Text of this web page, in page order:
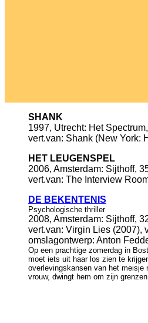
SHANK
1997, Utrecht: Het
vert.van: Shank (New York:
HET LEUGENSPEL
2006, Amsterdam: Sijthoff,
vert.van: The Interview
DE BEKENTENIS
Psychologische thriller
2008, Amsterdam: Sijthoff,
vert.van: Virgin Lies (2007),
omslagontwerp: Anton
Op een prachtige zomerdag in
moet iets uit haar los zien te
overlevingskansen van het meisje
vrouw, dwingt hem om zijn